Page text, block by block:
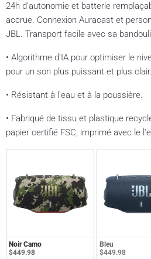
24h d'autonomie et batterie
accrue. Connexion Auracast et
JBL. Transport facile avec sa
• Algorithme d'IA pour optimiser le
pour un son plus puissant et plus clair.
• Résistant à l'eau et à la poussière.
• Fabriqué de tissu et plastique
papier certifié FSC, imprimé avec le
Noir Camo
$449.98
Bleu
$449.98